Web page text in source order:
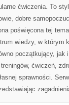
ćwiczenia. To
dobre
poświęcona tej
wiedzy, w którym
początkujący, jak
ćwiczeń,
sprawności.